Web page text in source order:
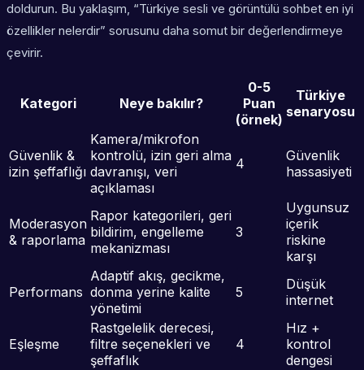
doldurun. Bu yaklaşım, “Türkiye sesli ve görüntülü sohbet en iyi
özellikler nelerdir” sorusunu daha somut bir değerlendirmeye
çevirir.
Kategori Neye bakılır?
0-5
Puan
(örnek)
Türkiye
senaryosu
Güvenlik &
izin şeffaflığı
Kamera/mikrofon
kontrolü, izin geri alma
davranışı, veri
açıklaması
4
Güvenlik
hassasiyeti
Moderasyon
& raporlama
Rapor kategorileri, geri
bildirim, engelleme
mekanizması
3
Uygunsuz
içerik
riskine
karşı
Performans
Adaptif akış, gecikme,
donma yerine kalite
yönetimi
5
Düşük
internet
Eşleşme
Rastgelelik derecesi,
filtre seçenekleri ve
şeffaflık
4
Hız +
kontrol
dengesi